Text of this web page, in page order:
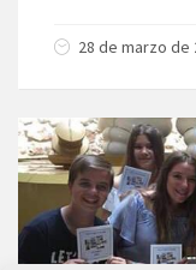
28 de marzo de